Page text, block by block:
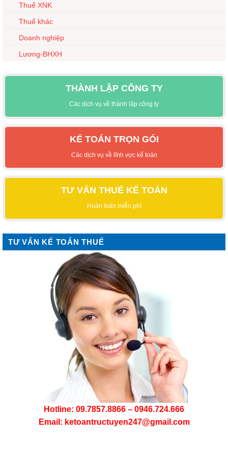
Thuế XNK
Thuế khác
Doanh nghiệp
Lương-BHXH
THÀNH LẬP CÔNG TY
Các dịch vụ về thành lập công ty
KẾ TOÁN TRỌN GÓI
Các dịch vụ về lĩnh vực kế toán
TƯ VẤN THUẾ KẾ TOÁN
Hoàn toàn miễn phí
TƯ VẤN KẾ TOÁN THUẾ
Hotline: 09.7857.8866 – 0946.724.666
Email: ketoantructuyen247@gmail.com